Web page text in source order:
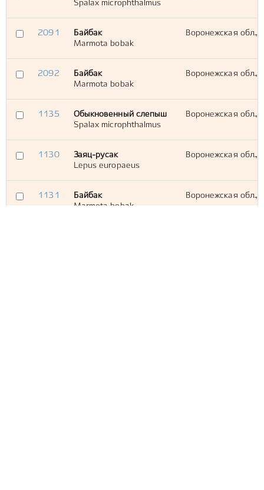
Spalax microphthalmus
2091
Байбак
Marmota bobak
Воронежская обл.,
2092
Байбак
Marmota bobak
Воронежская обл.,
1135
Обыкновенный слепыш
Spalax microphthalmus
Воронежская обл.,
1130
Заяц-русак
Lepus europaeus
Воронежская обл.,
1131
Байбак
Marmota bobak
Воронежская обл.,